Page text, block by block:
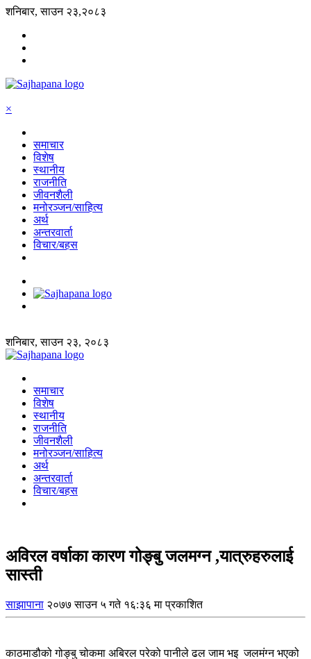
शनिबार, साउन २३,२०८३
×
समाचार
विशेष
स्थानीय
राजनीति
जीवनशैली
मनोरञ्जन/साहित्य
अर्थ
अन्तरवार्ता
विचार/बहस
शनिबार, साउन २३, २०८३
समाचार
विशेष
स्थानीय
राजनीति
जीवनशैली
मनोरञ्जन/साहित्य
अर्थ
अन्तरवार्ता
विचार/बहस
अविरल वर्षाका कारण गोङ्बु जलमग्न ,यात्रुहरुलाई
सास्ती
साझापाना २०७७ साउन ५ गते १६:३६ मा प्रकाशित
काठमाडौको गोङ्बु चोकमा अबिरल परेको पानीले ढल जाम भइ जलमंग्न भएको